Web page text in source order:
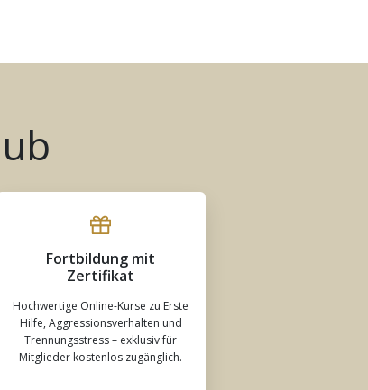
Fortbildung mit
Zertifikat
Hochwertige Online-Kurse zu Erste
Hilfe, Aggressionsverhalten und
Trennungsstress – exklusiv für
Mitglieder kostenlos zugänglich.